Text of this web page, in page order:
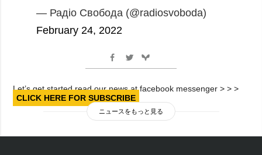
— Радіо Свобода (@radiosvoboda)
February 24, 2022
Let’s get started read our news at facebook messenger > > >
CLICK HERE FOR SUBSCRIBE
ニュースをもっと見る